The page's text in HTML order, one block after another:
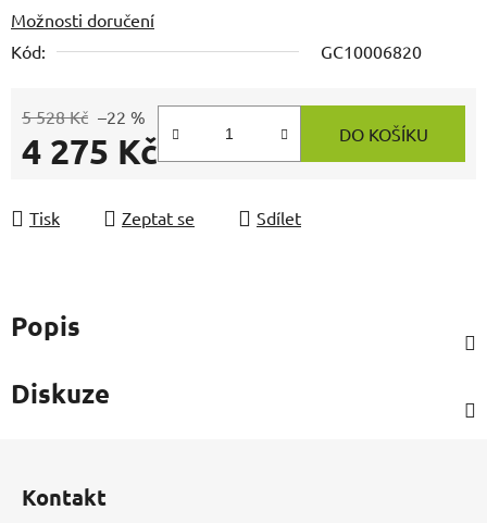
Možnosti doručení
Kód:
GC10006820
5 528 Kč –22 %
4 275 Kč DO KOŠÍKU
Tisk Zeptat se Sdílet
Popis
Diskuze
Kontakt